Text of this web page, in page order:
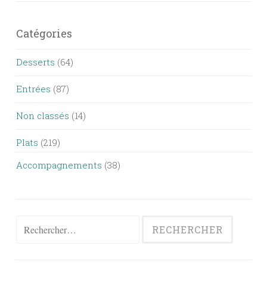
Catégories
Desserts (64)
Entrées (87)
Non classés (14)
Plats (219)
Accompagnements (38)
Rechercher :